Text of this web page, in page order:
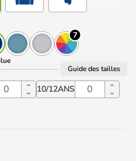
7
Guide des tailles
10/12ANS